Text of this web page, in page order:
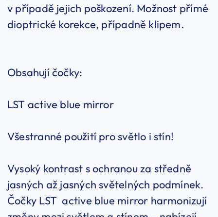
v případě jejich poškození. Možnost přímé
dioptrické korekce, případně klipem.
Obsahují čočky:
LST active blue mirror
Všestranné použití pro světlo i stín!
Vysoký kontrast s ochranou za středně
jasných až jasných světelných podmínek.
Čočky LST active blue mirror harmonizují